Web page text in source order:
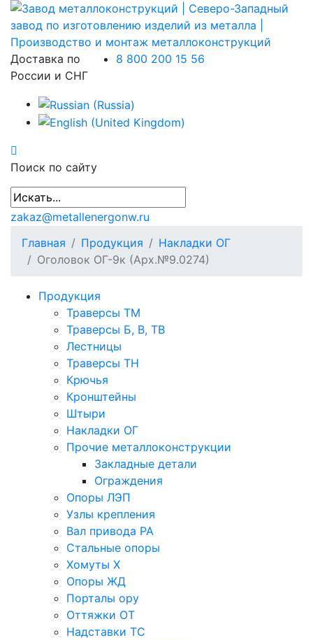
Доставка по
России и СНГ
8 800 200 15 56
Поиск по сайту
zakaz@metallenergonw.ru
Главная
Продукция
Накладки ОГ
Оголовок ОГ-9к (Арх.№9.0274)
Продукция
Траверсы ТМ
Траверсы Б, В, ТВ
Лестницы
Траверсы ТН
Крючья
Кронштейны
Штыри
Накладки ОГ
Прочие металлоконструкции
Закладные детали
Ограждения
Опоры ЛЭП
Узлы крепления
Вал привода РА
Стальные опоры
Хомуты Х
Опоры ЖД
Порталы ору
Оттяжки ОТ
Надставки ТС